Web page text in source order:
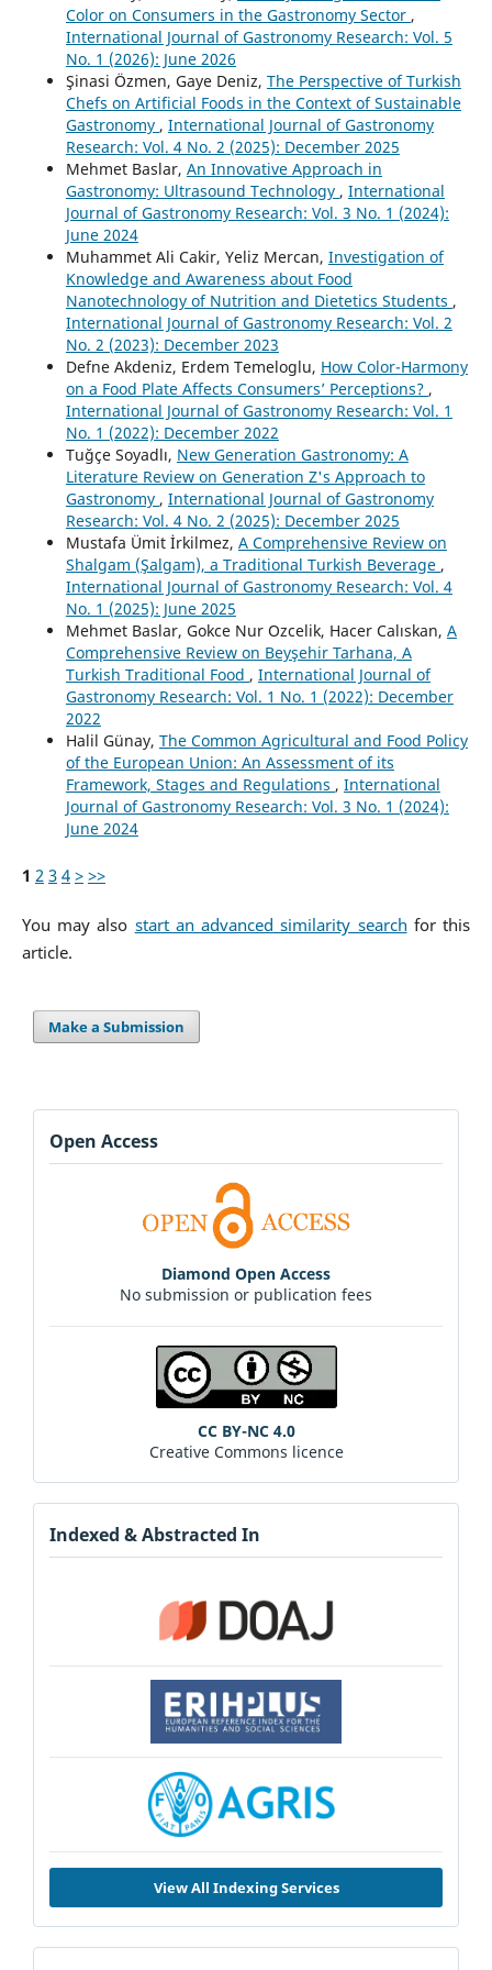
Color on Consumers in the Gastronomy Sector ,
International Journal of Gastronomy Research: Vol. 5
No. 1 (2026): June 2026
Şinasi Özmen, Gaye Deniz, The Perspective of Turkish
Chefs on Artificial Foods in the Context of Sustainable
Gastronomy , International Journal of Gastronomy
Research: Vol. 4 No. 2 (2025): December 2025
Mehmet Baslar, An Innovative Approach in
Gastronomy: Ultrasound Technology , International
Journal of Gastronomy Research: Vol. 3 No. 1 (2024):
June 2024
Muhammet Ali Cakir, Yeliz Mercan, Investigation of
Knowledge and Awareness about Food
Nanotechnology of Nutrition and Dietetics Students ,
International Journal of Gastronomy Research: Vol. 2
No. 2 (2023): December 2023
Defne Akdeniz, Erdem Temeloglu, How Color-Harmony
on a Food Plate Affects Consumers’ Perceptions? ,
International Journal of Gastronomy Research: Vol. 1
No. 1 (2022): December 2022
Tuğçe Soyadlı, New Generation Gastronomy: A
Literature Review on Generation Z's Approach to
Gastronomy , International Journal of Gastronomy
Research: Vol. 4 No. 2 (2025): December 2025
Mustafa Ümit İrkilmez, A Comprehensive Review on
Shalgam (Şalgam), a Traditional Turkish Beverage ,
International Journal of Gastronomy Research: Vol. 4
No. 1 (2025): June 2025
Mehmet Baslar, Gokce Nur Ozcelik, Hacer Calıskan, A
Comprehensive Review on Beyşehir Tarhana, A
Turkish Traditional Food , International Journal of
Gastronomy Research: Vol. 1 No. 1 (2022): December
2022
Halil Günay, The Common Agricultural and Food Policy
of the European Union: An Assessment of its
Framework, Stages and Regulations , International
Journal of Gastronomy Research: Vol. 3 No. 1 (2024):
June 2024
1 234>>>
You may also start an advanced similarity search for this
article.
Make a Submission
Open Access
Diamond Open Access
No submission or publication fees
CC BY-NC 4.0
Creative Commons licence
Indexed & Abstracted In
View All Indexing Services